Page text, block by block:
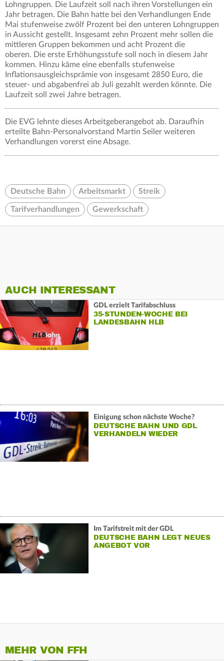
Lohngruppen. Die Laufzeit soll nach ihren Vorstellungen ein
Jahr betragen. Die Bahn hatte bei den Verhandlungen Ende
Mai stufenweise zwölf Prozent bei den unteren Lohngruppen
in Aussicht gestellt. Insgesamt zehn Prozent mehr sollen die
mittleren Gruppen bekommen und acht Prozent die
oberen. Die erste Erhöhungsstufe soll noch in diesem Jahr
kommen. Hinzu käme eine ebenfalls stufenweise
Inflationsausgleichsprämie von insgesamt 2850 Euro, die
steuer- und abgabenfrei ab Juli gezahlt werden könnte. Die
Laufzeit soll zwei Jahre betragen.
Die EVG lehnte dieses Arbeitgeberangebot ab. Daraufhin
erteilte Bahn-Personalvorstand Martin Seiler weiteren
Verhandlungen vorerst eine Absage.
Deutsche Bahn Arbeitsmarkt Streik
Tarifverhandlungen Gewerkschaft
AUCH INTERESSANT
GDL erzielt Tarifabschluss
35-STUNDEN-WOCHE BEI
LANDESBAHN HLB
Einigung schon nächste Woche?
DEUTSCHE BAHN UND GDL
VERHANDELN WIEDER
Im Tarifstreit mit der GDL
DEUTSCHE BAHN LEGT NEUES
ANGEBOT VOR
MEHR VON FFH